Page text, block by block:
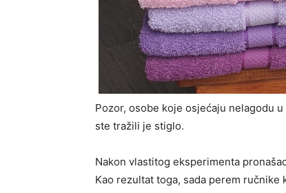
Pozor, osobe koje osjećaju nelagodu
ste tražili je stiglo.
Nakon vlastitog eksperimenta
Kao rezultat toga, sada perem ručnike